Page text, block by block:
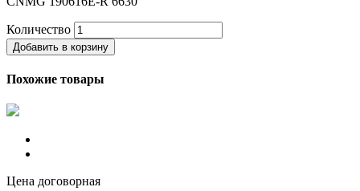
Количество
Добавить в корзину
Похожие товары
Цена договорная